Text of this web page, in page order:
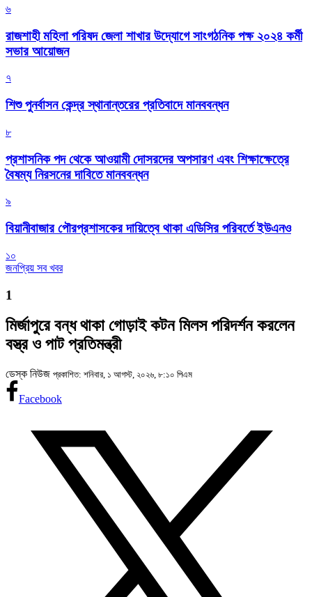
৬
রাজশাহী মহিলা পরিষদ জেলা শাখার উদ্যোগে সাংগঠনিক পক্ষ ২০২৪ কর্মী
সভার আয়োজন
৭
শিশু পুনর্বাসন কেন্দ্র স্থানান্তরের প্রতিবাদে মানববন্ধন
৮
প্রশাসনিক পদ থেকে আওয়ামী দোসরদের অপসারণ এবং শিক্ষাক্ষেত্রে
বৈষম্য নিরসনের দাবিতে মানববন্ধন
৯
বিয়ানীবাজার পৌরপ্রশাসকের দায়িত্বে থাকা এডিসির পরিবর্তে ইউএনও
১০
জনপ্রিয় সব খবর
1
মির্জাপুরে বন্ধ থাকা গোড়াই কটন মিলস পরিদর্শন করলেন
বস্ত্র ও পাট প্রতিমন্ত্রী
ডেস্ক নিউজ প্রকাশিত: শনিবার, ১ আগস্ট, ২০২৬, ৮:১০ পিএম
Facebook